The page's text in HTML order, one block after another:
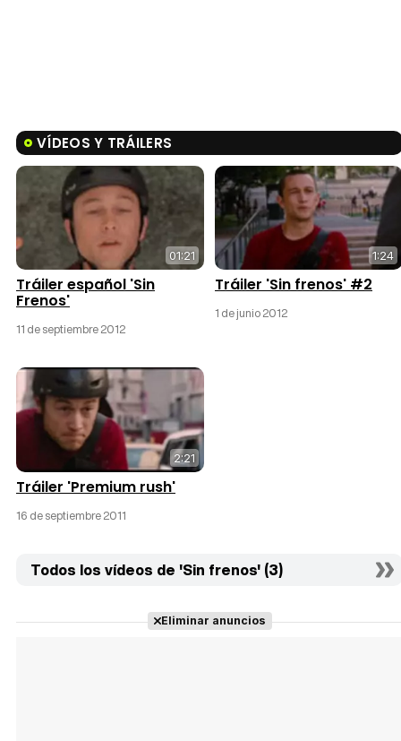
VÍDEOS Y TRÁILERS
01:21
Tráiler español 'Sin
Frenos'
11 de septiembre 2012
1:24
Tráiler 'Sin frenos' #2
1 de junio 2012
2:21
Tráiler 'Premium rush'
16 de septiembre 2011
Todos los vídeos de 'Sin frenos' (3)
Eliminar anuncios